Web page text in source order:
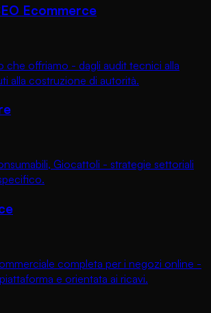
Ecommerce
che offriamo - dagli audit tecnici alla
alla costruzione di autorità.
Giocattoli - strategie settoriali
completa per i negozi online -
e orientata ai ricavi.